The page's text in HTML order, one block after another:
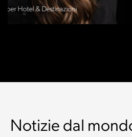
Product Support
Notizie dal